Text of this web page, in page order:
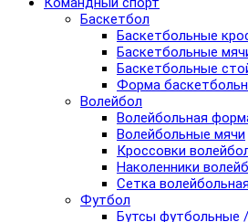
Баскетбол
Баскетбольные
Баскетбольные
Баскетбольные
Форма
Волейбол
Волейбольная
Волейбольные мячи
Кроссовки
Наколенники
Сетка волейбольная
Футбол
Бутсы футбольные